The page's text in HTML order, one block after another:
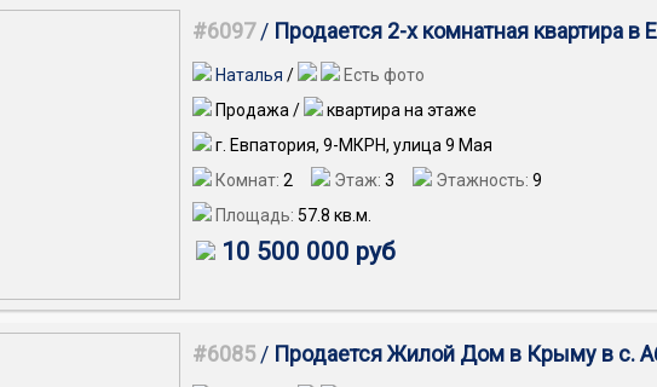
#6097/ Продается 2-х комнатная квартира в
Наталья /
Есть фото
Продажа /
квартира на этаже
г. Евпатория, 9-МКРН, улица 9 Мая
Комнат: 2 Этаж: 3 Этажность: 9
Площадь: 57.8 кв.м.
10 500 000 руб
#6085 / Продается Жилой Дом в Крыму в с.